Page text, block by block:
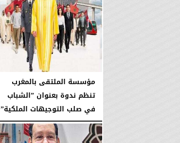
مؤسسة الملتقى بالمغرب
تنظم ندوة بعنوان ”الشباب
في صلب التوجيهات الملكية”
السبت، 23 مايو 2026 12:00 مـ